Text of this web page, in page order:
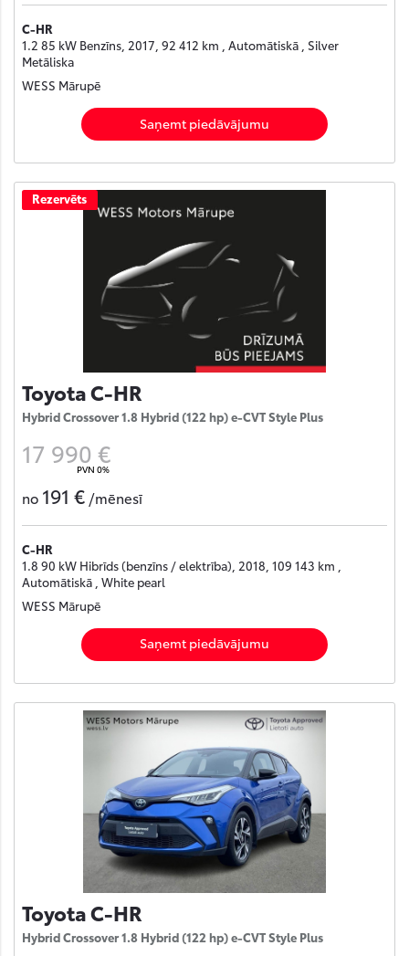
C-HR
1.2 85 kW Benzīns, 2017, 92 412 km , Automātiskā , Silver
Metāliska
WESS Mārupē
Saņemt piedāvājumu
Rezervēts
Toyota C-HR
Hybrid Crossover 1.8 Hybrid (122 hp) e-CVT Style Plus
17 990 €
PVN 0%
no 191 € /mēnesī
C-HR
1.8 90 kW Hibrīds (benzīns / elektrība), 2018, 109 143 km ,
Automātiskā , White pearl
WESS Mārupē
Saņemt piedāvājumu
Toyota C-HR
Hybrid Crossover 1.8 Hybrid (122 hp) e-CVT Style Plus